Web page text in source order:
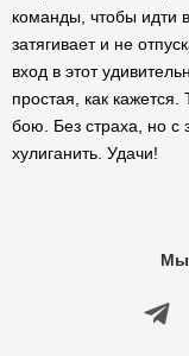
команды, чтобы идти
затягивает и не
вход в этот
простая, как
бою. Без страха, но
хулиганить. Удачи!
Мы